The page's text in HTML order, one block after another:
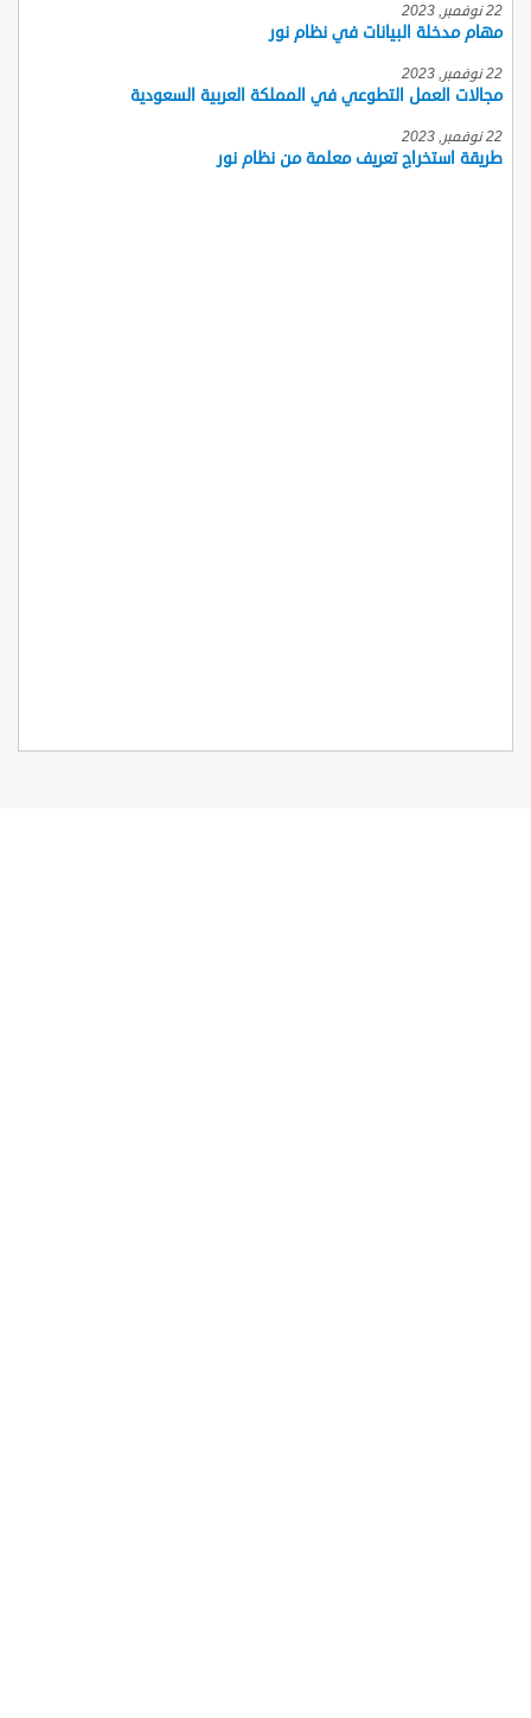
22 نوفمبر, 2023
مهام مدخلة البيانات في نظام نور
22 نوفمبر, 2023
مجالات العمل التطوعي في المملكة العربية السعودية
22 نوفمبر, 2023
طريقة استخراج تعريف معلمة من نظام نور